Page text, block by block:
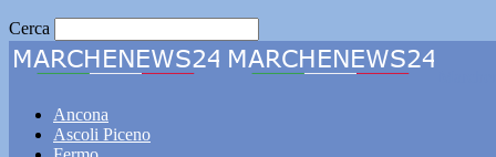
Cerca
Ancona
Ascoli Piceno